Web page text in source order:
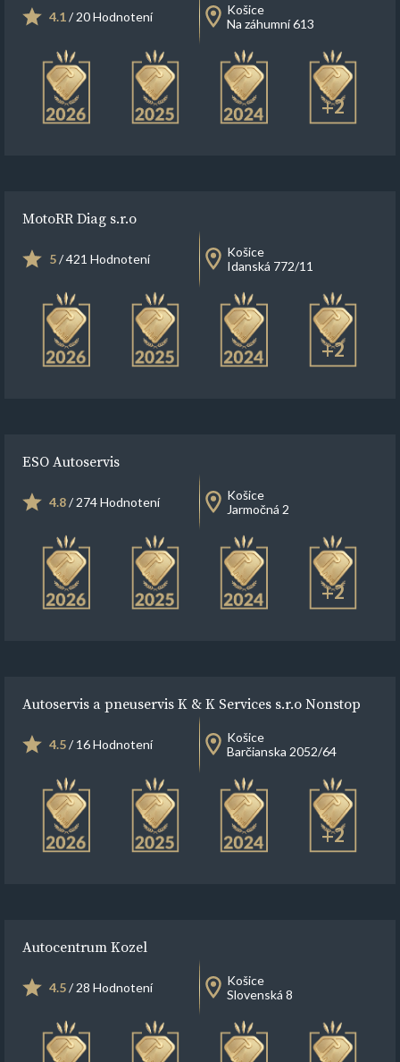
4.1/ 20 Hodnotení
Košice
Na záhumní 613
+2
MotoRR Diag s.r.o
5/ 421 Hodnotení
Košice
Idanská 772/11
+2
ESO Autoservis
4.8/ 274 Hodnotení
Košice
Jarmočná 2
+2
Autoservis a pneuservis K & K Services s.r.o Nonstop
4.5/ 16 Hodnotení
Košice
Barčianska 2052/64
+2
Autocentrum Kozel
4.5/ 28 Hodnotení
Košice
Slovenská 8